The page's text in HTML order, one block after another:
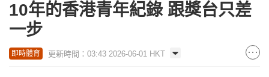
10年的香港青年紀錄 跟獎台只差
一步
即時體育 更新時間：03:43 2026-06-01 HKT